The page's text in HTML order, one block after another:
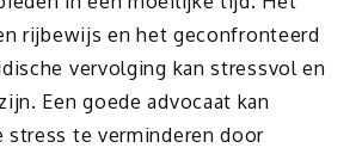
rijbewijs en het geconfronteerd
vervolging kan stressvol en
Een goede advocaat kan
stress te verminderen door